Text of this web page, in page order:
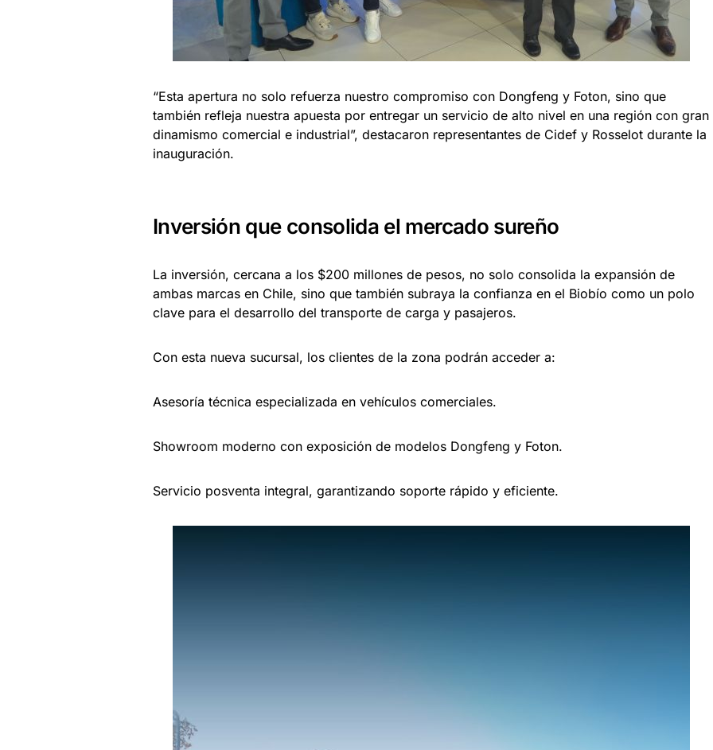
“Esta apertura no solo refuerza nuestro compromiso con Dongfeng y Foton, sino que
también refleja nuestra apuesta por entregar un servicio de alto nivel en una región con gran
dinamismo comercial e industrial”, destacaron representantes de Cidef y Rosselot durante la
inauguración.
Inversión que consolida el mercado sureño
La inversión, cercana a los $200 millones de pesos, no solo consolida la expansión de
ambas marcas en Chile, sino que también subraya la confianza en el Biobío como un polo
clave para el desarrollo del transporte de carga y pasajeros.
Con esta nueva sucursal, los clientes de la zona podrán acceder a:
Asesoría técnica especializada en vehículos comerciales.
Showroom moderno con exposición de modelos Dongfeng y Foton.
Servicio posventa integral, garantizando soporte rápido y eficiente.